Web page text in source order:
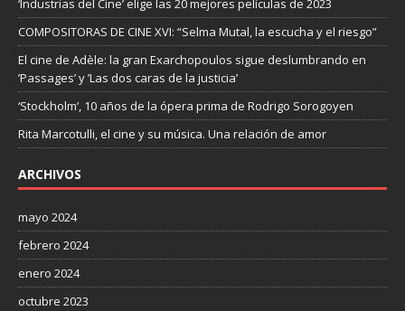
‘Industrias del Cine’ elige las 20 mejores películas de 2023
COMPOSITORAS DE CINE XVI: “Selma Mutal, la escucha y el riesgo”
El cine de Adèle: la gran Exarchopoulos sigue deslumbrando en
’Passages’ y ’Las dos caras de la justicia’
‘Stockholm’, 10 años de la ópera prima de Rodrigo Sorogoyen
Rita Marcotulli, el cine y su música. Una relación de amor
ARCHIVOS
mayo 2024
febrero 2024
enero 2024
octubre 2023